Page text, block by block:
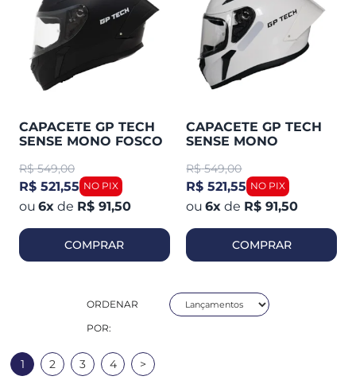
CAPACETE GP TECH
SENSE MONO FOSCO
R$ 549,00
R$ 521,55
6x de R$ 91,50
COMPRAR
CAPACETE GP TECH
SENSE MONO
R$ 549,00
R$ 521,55
6x de R$ 91,50
COMPRAR
ORDENAR
POR:
1 2 3 4 >